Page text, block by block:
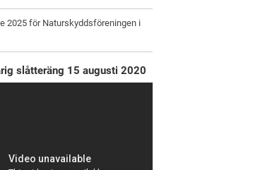
2025 för Naturskyddsföreningen i
slåtteräng 15 augusti 2020